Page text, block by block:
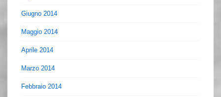
Giugno 2014
Maggio 2014
Aprile 2014
Marzo 2014
Febbraio 2014